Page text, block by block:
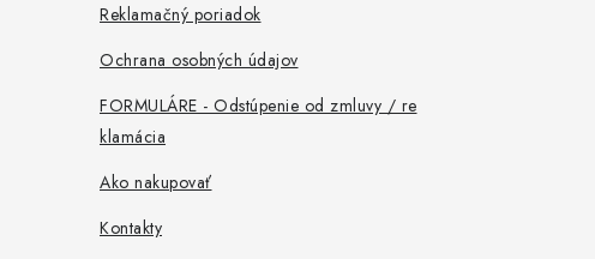
Reklamačný poriadok
Ochrana osobných údajov
FORMULÁRE - Odstúpenie od zmluvy / re
klamácia
Ako nakupovať
Kontakty